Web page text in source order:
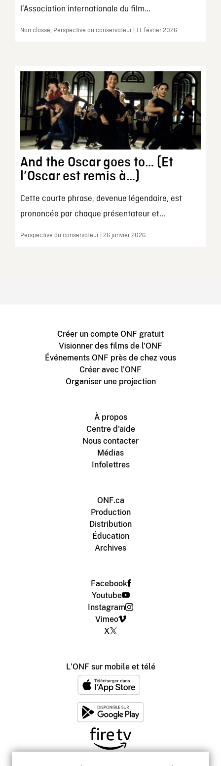
l’Association internationale du film...
Non classé, Perspective du conservateur | 11 février 2026
And the Oscar goes to… (Et
l’Oscar est remis à…)
Cette courte phrase, devenue légendaire, est
prononcée par chaque présentateur et...
Perspective du conservateur | 26 janvier 2026
Créer un compte ONF gratuit
Visionner des films de l'ONF
Événements ONF près de chez vous
Créer avec l'ONF
Organiser une projection
À propos
Centre d'aide
Nous contacter
Médias
Infolettres
ONF.ca
Production
Distribution
Éducation
Archives
Facebook
Youtube
Instagram
Vimeo
X
L'ONF sur mobile et télé